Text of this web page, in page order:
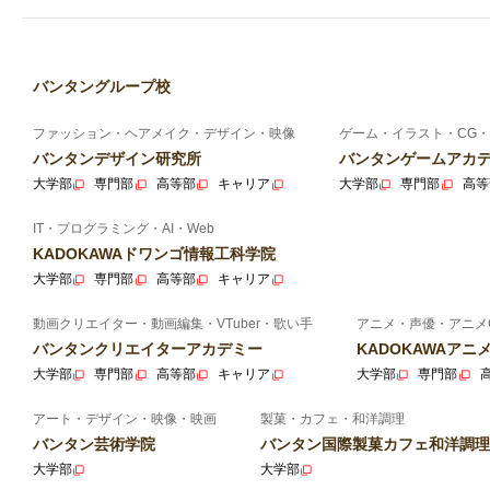
バンタングループ校
ファッション・ヘアメイク・デザイン・映像
バンタンデザイン研究所
大学部 専門部 高等部 キャリア
ゲーム・イラスト・CG
バンタンゲームアカ
大学部 専門部 高
IT・プログラミング・AI・Web
KADOKAWAドワンゴ情報工科学院
大学部 専門部 高等部 キャリア
動画クリエイター・動画編集・VTuber・歌い手
バンタンクリエイターアカデミー
大学部 専門部 高等部 キャリア
アニメ・声優・アニ
KADOKAWAアニ
大学部 専門部
アート・デザイン・映像・映画
バンタン芸術学院
大学部
製菓・カフェ・和洋調理
バンタン国際製菓カフェ和洋調
大学部